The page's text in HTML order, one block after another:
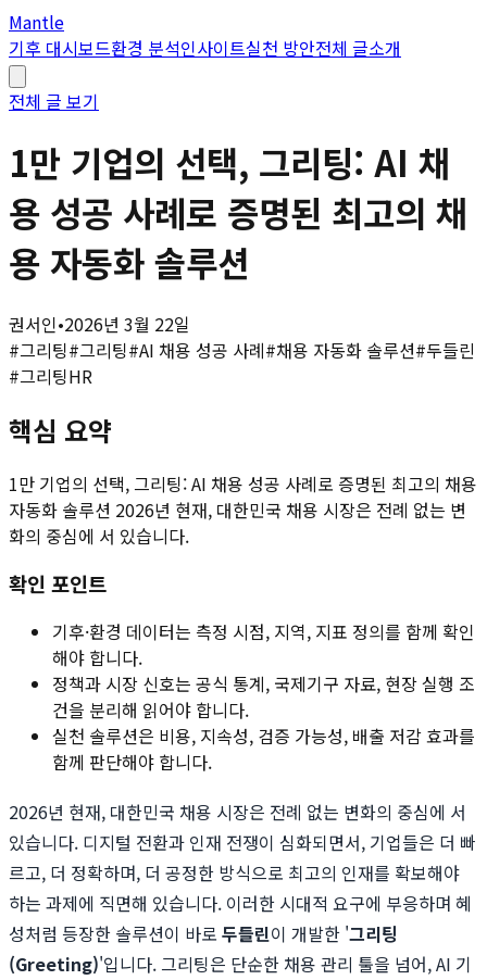
Mantle
기후 대시보드환경 분석인사이트실천 방안전체 글소개
전체 글 보기
1만 기업의 선택, 그리팅: AI 채
용 성공 사례로 증명된 최고의 채
용 자동화 솔루션
권서인•2026년 3월 22일
#그리팅#그리팅#AI 채용 성공 사례#채용 자동화 솔루션#두들린
#그리팅HR
핵심 요약
1만 기업의 선택, 그리팅: AI 채용 성공 사례로 증명된 최고의 채용
자동화 솔루션 2026년 현재, 대한민국 채용 시장은 전례 없는 변
화의 중심에 서 있습니다.
확인 포인트
기후·환경 데이터는 측정 시점, 지역, 지표 정의를 함께 확인
해야 합니다.
정책과 시장 신호는 공식 통계, 국제기구 자료, 현장 실행 조
건을 분리해 읽어야 합니다.
실천 솔루션은 비용, 지속성, 검증 가능성, 배출 저감 효과를
함께 판단해야 합니다.
2026년 현재, 대한민국 채용 시장은 전례 없는 변화의 중심에 서
있습니다. 디지털 전환과 인재 전쟁이 심화되면서, 기업들은 더 빠
르고, 더 정확하며, 더 공정한 방식으로 최고의 인재를 확보해야
하는 과제에 직면해 있습니다. 이러한 시대적 요구에 부응하며 혜
성처럼 등장한 솔루션이 바로 두들린이 개발한 '그리팅
(Greeting)'입니다. 그리팅은 단순한 채용 관리 툴을 넘어, AI 기